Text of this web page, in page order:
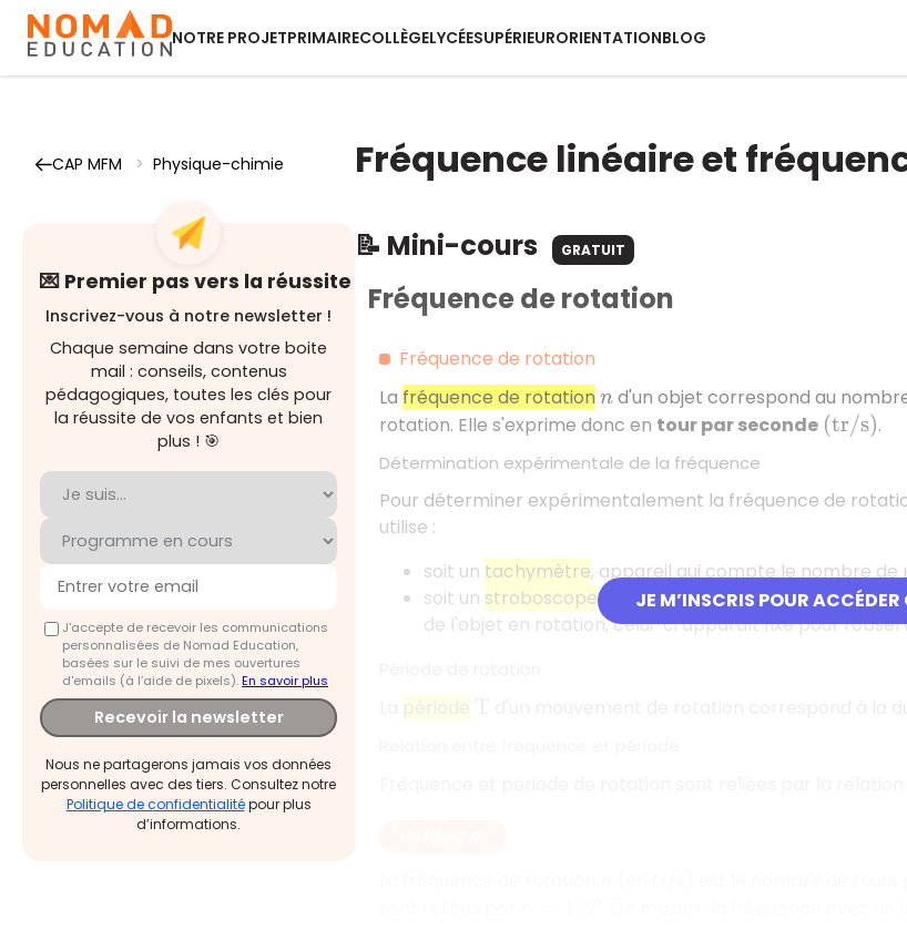
NOTRE PROJETPRIMAIRECOLLÈGELYCÉESUPÉRIEURORIENTATIONBLOG
CAP MFM > Physique-chimie
💌 Premier pas vers la réussite
Inscrivez-vous à notre newsletter !
Chaque semaine dans votre boite
mail : conseils, contenus
pédagogiques, toutes les clés pour
la réussite de vos enfants et bien
plus ! 🎯
J'accepte de recevoir les communications
personnalisées de Nomad Education,
basées sur le suivi de mes ouvertures
d'emails (à l’aide de pixels).En savoir plus
Recevoir la newsletter
Nous ne partagerons jamais vos données
personnelles avec des tiers. Consultez notre
Politique de confidentialitépour plus
d’informations.
Fréquence linéaire et
📝 Mini-cours GRATUIT
JE M’INSCRIS POUR
Fréquence de rotation
Fréquence de rotation
La fréquence de rotation nd'un objet correspond au
rotation. Elle s'exprime donc en tour par seconde (tr/s) .
Détermination expérimentale de la fréquence
Pour déterminer expérimentalement la fréquence de
utilise :
soit un tachymètre, appareil qui compte le nombre
soit un stroboscope, qui envoie des flashes lumineux
de l'objet en rotation, celui-ci apparaît fixe pour